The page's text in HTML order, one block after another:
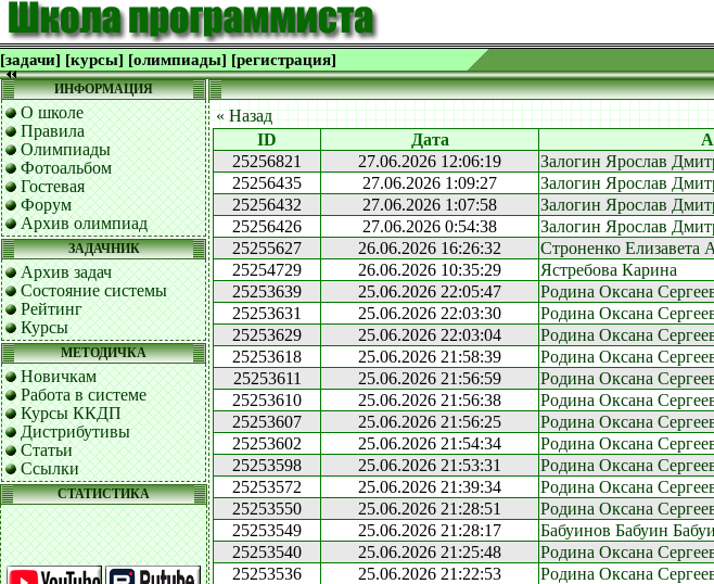
[задачи] [курсы] [олимпиады] [регистрация]
ИНФОРМАЦИЯ
О школе
Правила
Олимпиады
Фотоальбом
Гостевая
Форум
Архив олимпиад
ЗАДАЧНИК
Архив задач
Состояние системы
Рейтинг
Курсы
МЕТОДИЧКА
Новичкам
Работа в системе
Курсы ККДП
Дистрибутивы
Статьи
Ссылки
СТАТИСТИКА
« Назад
ID
Дата
25256821
27.06.2026 12:06:19 Залогин Ярослав
25256435
27.06.2026 1:09:27 Залогин Ярослав
25256432
27.06.2026 1:07:58 Залогин Ярослав
25256426
27.06.2026 0:54:38 Залогин Ярослав
25255627
26.06.2026 16:26:32 Строненко Елизавета
25254729
26.06.2026 10:35:29 Ястребова Карина
25253639
25.06.2026 22:05:47 Родина Оксана
25253631
25.06.2026 22:03:30 Родина Оксана
25253629
25.06.2026 22:03:04 Родина Оксана
25253618
25.06.2026 21:58:39 Родина Оксана
25253611
25.06.2026 21:56:59 Родина Оксана
25253610
25.06.2026 21:56:38 Родина Оксана
25253607
25.06.2026 21:56:25 Родина Оксана
25253602
25.06.2026 21:54:34 Родина Оксана
25253598
25.06.2026 21:53:31 Родина Оксана
25253572
25.06.2026 21:39:34 Родина Оксана
25253550
25.06.2026 21:28:51 Родина Оксана
25253549
25.06.2026 21:28:17 Бабуинов Бабуин
25253540
25.06.2026 21:25:48 Родина Оксана
25253536
25.06.2026 21:22:53 Родина Оксана